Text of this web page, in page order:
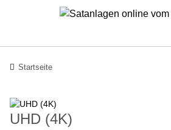
Startseite
UHD (4K)